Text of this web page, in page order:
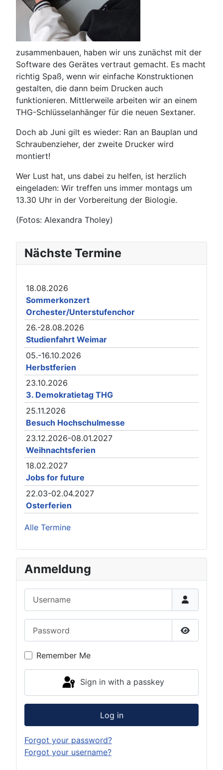
zusammenbauen, haben wir uns zunächst mit der
Software des Gerätes vertraut gemacht. Es macht
richtig Spaß, wenn wir einfache Konstruktionen
gestalten, die dann beim Drucken auch
funktionieren. Mittlerweile arbeiten wir an einem
THG-Schlüsselanhänger für die neuen Sextaner.
Doch ab Juni gilt es wieder: Ran an Bauplan und
Schraubenzieher, der zweite Drucker wird
montiert!
Wer Lust hat, uns dabei zu helfen, ist herzlich
eingeladen: Wir treffen uns immer montags um
13.30 Uhr in der Vorbereitung der Biologie.
(Fotos: Alexandra Tholey)
Nächste Termine
18.08.2026
Sommerkonzert
Orchester/Unterstufenchor
26.-28.08.2026
Studienfahrt Weimar
05.-16.10.2026
Herbstferien
23.10.2026
3. Demokratietag THG
25.11.2026
Besuch Hochschulmesse
23.12.2026-08.01.2027
Weihnachtsferien
18.02.2027
Jobs for future
22.03-02.04.2027
Osterferien
Alle Termine
Anmeldung
Show
Remember Me
Sign in with a passkey
Log in
Forgot your password?
Forgot your username?